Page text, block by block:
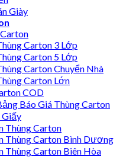
Giày
Carton 3 Lớp
Carton 5 Lớp
Carton Chuyển Nhà
Carton Lớn
COD
Báo Giá Thùng Carton
Giấy
Thùng Carton
Thùng Carton Bình Dương
Thùng Carton Biên Hòa